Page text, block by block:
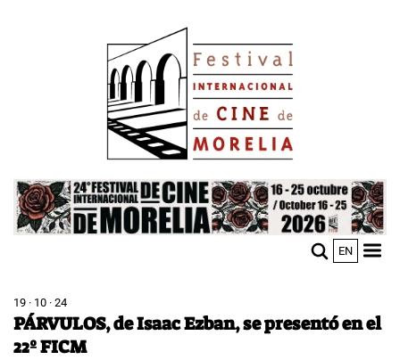
Image
EN
19 · 10 · 24
PÁRVULOS, de Isaac Ezban, se presentó en el
22º FICM